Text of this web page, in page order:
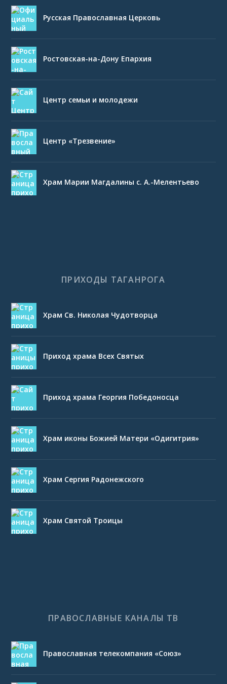
Русская Православная Церковь
Ростовская-на-Дону Епархия
Центр семьи и молодежи
Центр «Трезвение»
Храм Марии Магдалины с. А.-Мелентьево
ПРИХОДЫ ТАГАНРОГА
Храм Св. Николая Чудотворца
Приход храма Всех Святых
Приход храма Георгия Победоносца
Храм иконы Божией Матери «Одигитрия»
Храм Сергия Радонежского
Храм Святой Троицы
ПРАВОСЛАВНЫЕ КАНАЛЫ ТВ
Православная телекомпания «Союз»